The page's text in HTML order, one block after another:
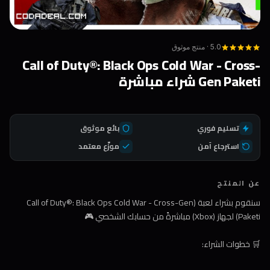
5.0 · منتج موثوق
Call of Duty®: Black Ops Cold War - Cross-
Gen Paketi شراء مباشرة
تسليم فوري
بائع موثوق
استرجاع آمن
موزّع معتمد
عن المنتج
سنقوم بشراء لعبة (Call of Duty®: Black Ops Cold War - Cross-Gen
Paketi) لجهاز (Xbox) مباشرةً من حسابك الشخصي 🎮
🛒 خطوات الشراء: